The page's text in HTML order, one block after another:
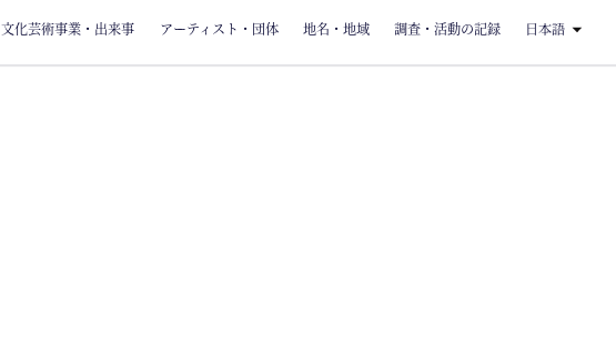
文化芸術事業・出来事 アーティスト・団体 地名・地域 調査・活動の記録